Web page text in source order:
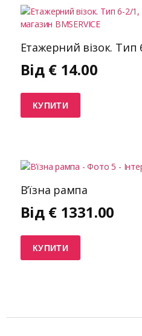
Етажерний візок. Тип
Від € 14.00
КУПИТИ
В’їзна рампа
Від € 1331.00
КУПИТИ